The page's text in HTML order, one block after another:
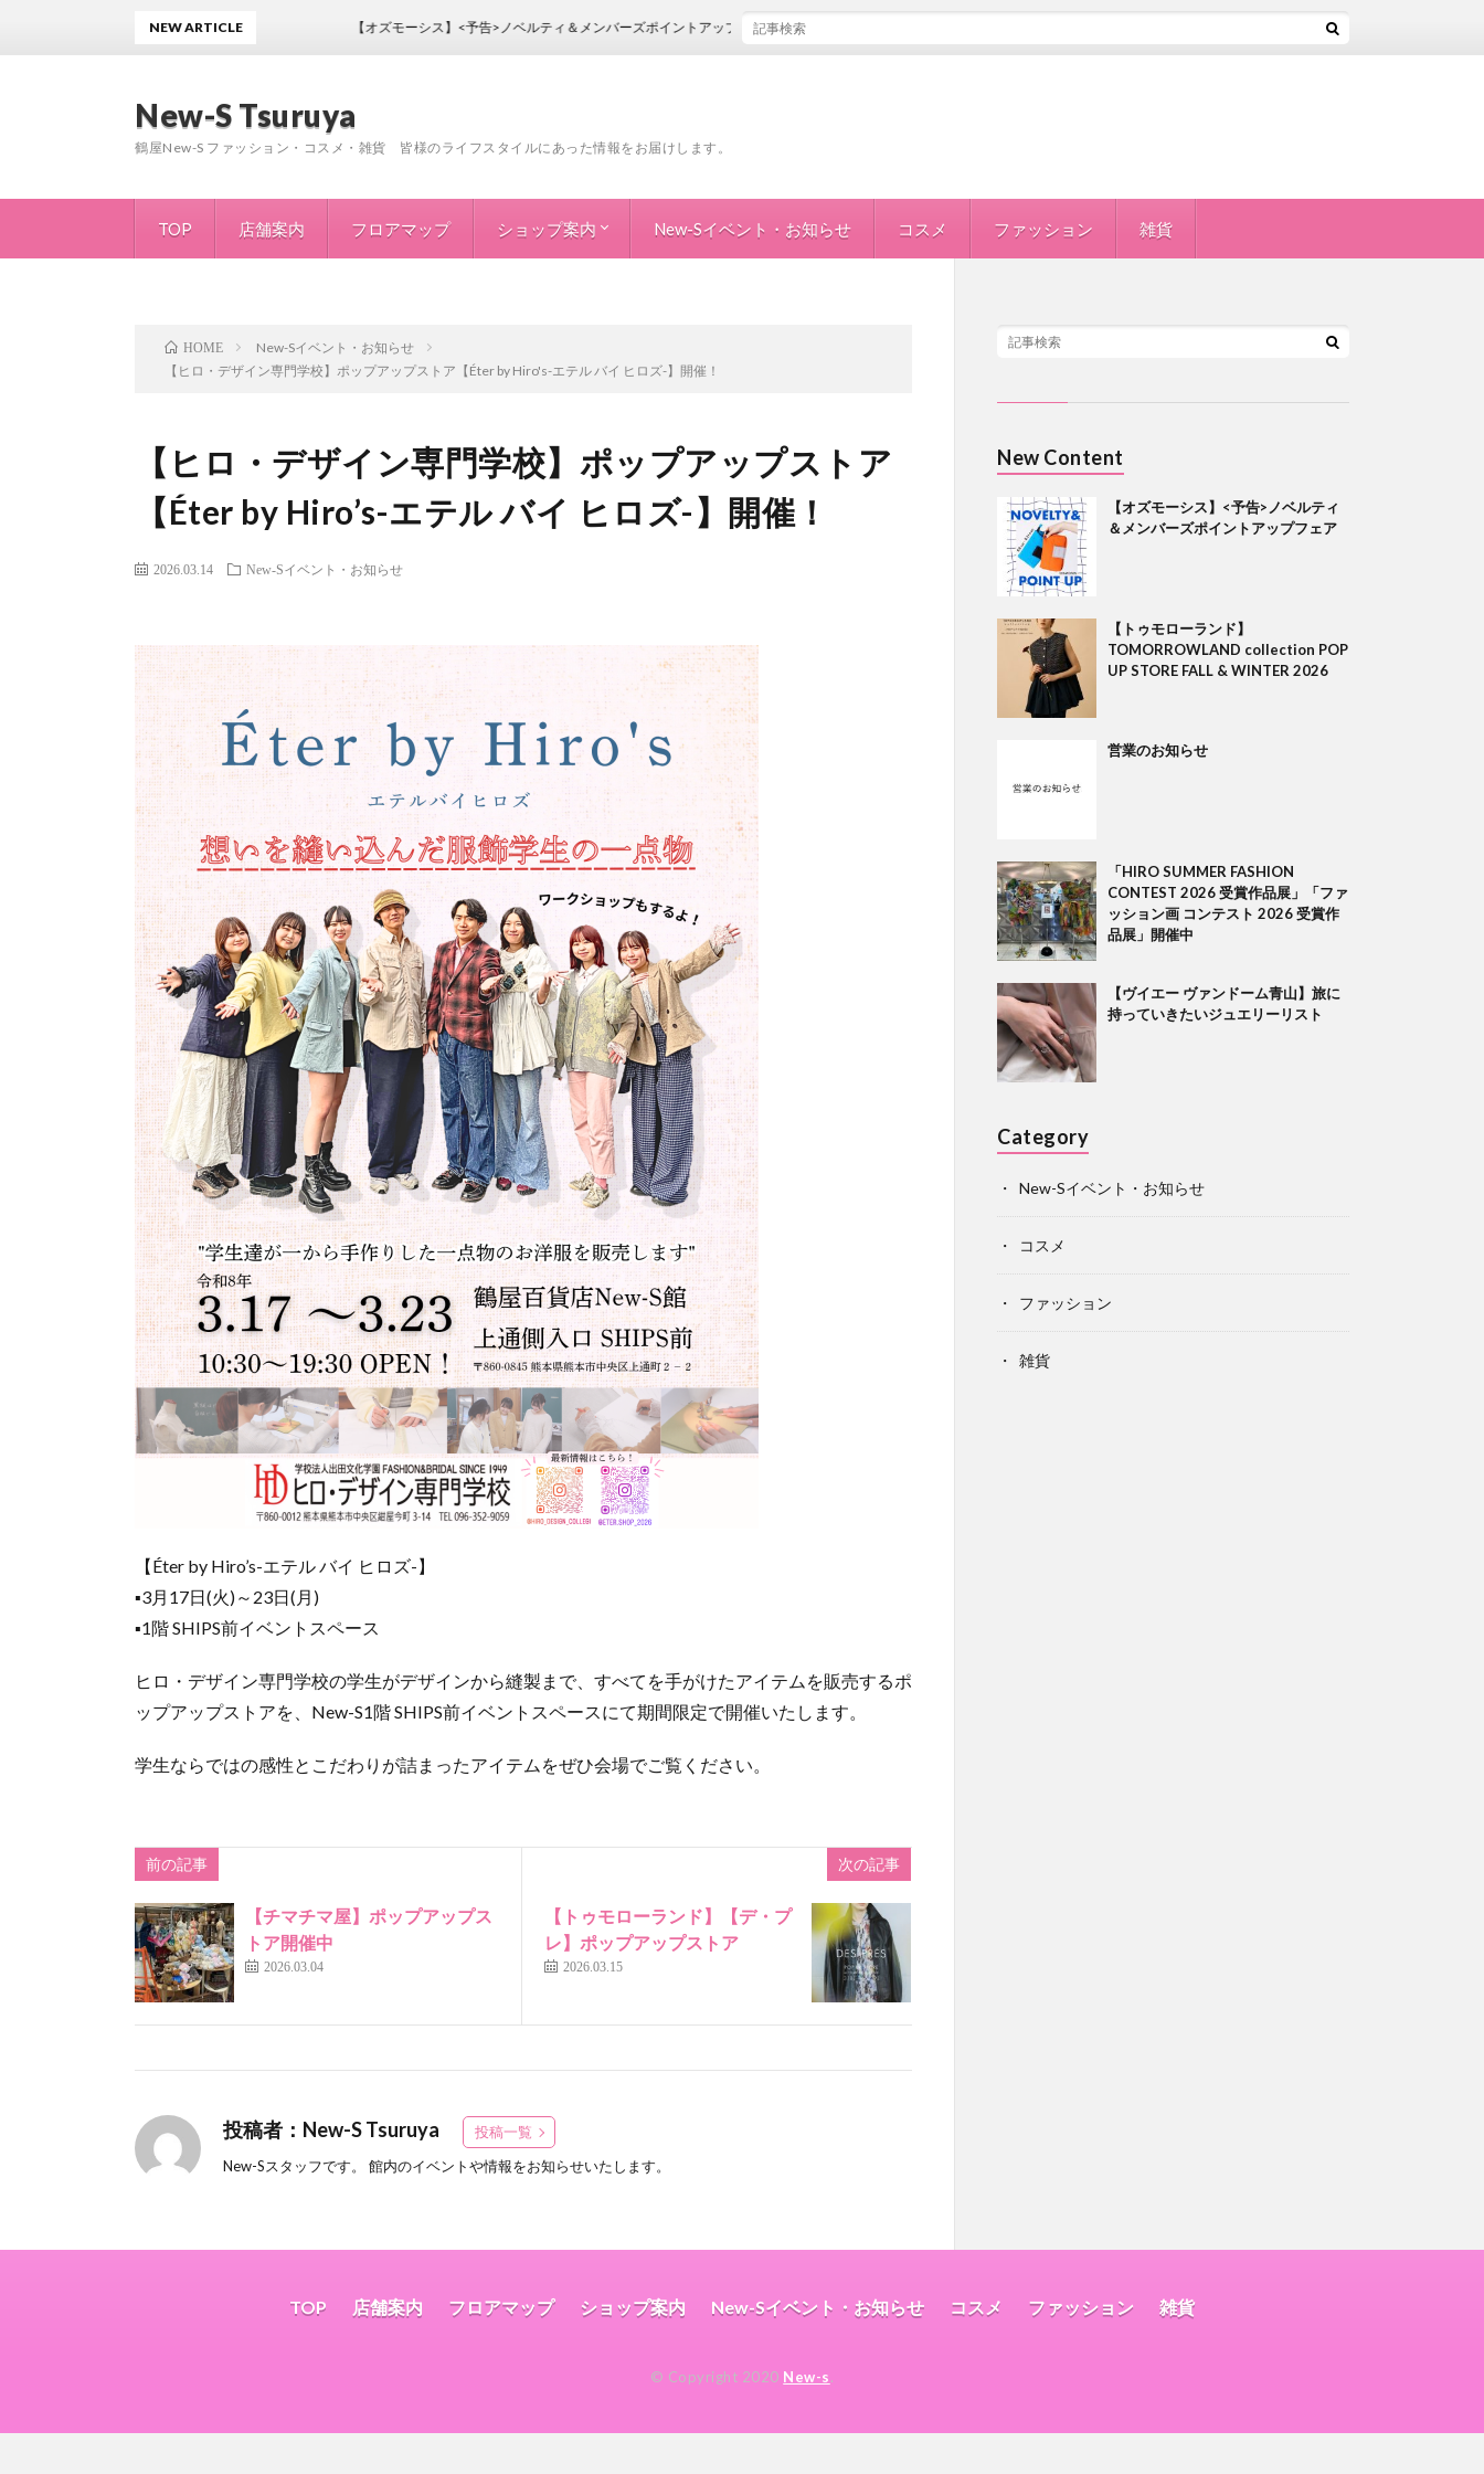
New-S Tsuruya
鶴屋New-S ファッション・コスメ・雑貨 皆様のライフスタイルにあった情報をお届けします。
TOP 店舗案内 フロアマップ ショップ案内 New-Sイベント・お知らせ コスメ ファッション 雑貨
NEW ARTICLE 【オズモーシス】<予告>ノベルティ＆メンバーズポイントアップフェア
HOME
New-Sイベント・お知らせ
【ヒロ・デザイン専門学校】ポップアップストア【Éter by Hiro's-エテル バイ ヒロズ-】開催！
【ヒロ・デザイン専門学校】ポップアップストア
【Éter by Hiro’s-エテル バイ ヒロズ-】開催！
2026.03.14 New-Sイベント・お知らせ
【Éter by Hiro’s-エテル バイ ヒロズ-】
▪3月17日(火)～23日(月)
▪1階 SHIPS前イベントスペース
ヒロ・デザイン専門学校の学生がデザインから縫製まで、すべてを手がけたアイテムを販売するポ
ップアップストアを、New-S1階 SHIPS前イベントスペースにて期間限定で開催いたします。
学生ならではの感性とこだわりが詰まったアイテムをぜひ会場でご覧ください。
前の記事
【チマチマ屋】ポップアップス
トア開催中
2026.03.04
次の記事
【トゥモローランド】【デ・プ
レ】ポップアップストア
2026.03.15
投稿者：New-S Tsuruya
投稿一覧
New-Sスタッフです。 館内のイベントや情報をお知らせいたします。
New Content
【オズモーシス】<予告>ノベルティ
＆メンバーズポイントアップフェア
【トゥモローランド】
TOMORROWLAND collection POP
UP STORE FALL & WINTER 2026
営業のお知らせ
「HIRO SUMMER FASHION
CONTEST 2026 受賞作品展」「ファ
ッション画 コンテスト 2026 受賞作
品展」開催中
【ヴイエー ヴァンドーム青山】旅に
持っていきたいジュエリーリスト
Category
New-Sイベント・お知らせ
コスメ
ファッション
雑貨
TOP 店舗案内 フロアマップ ショップ案内 New-Sイベント・お知らせ コスメ ファッション 雑貨
© Copyright 2020 New-s.